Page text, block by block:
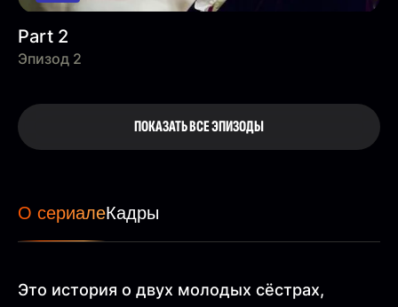
Part 2
Эпизод 2
ПОКАЗАТЬ ВСЕ ЭПИЗОДЫ
О сериалеКадры
Это история о двух молодых сёстрах,